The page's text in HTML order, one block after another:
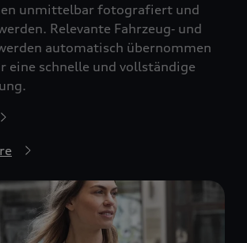
unmittelbar fotografiert und
Relevante Fahrzeug‑ und
automatisch übernommen
eine schnelle und vollständige